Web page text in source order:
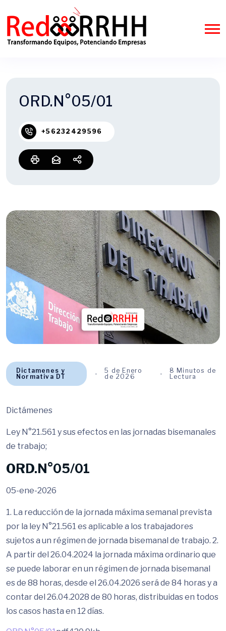
ORD.N°05/01
+56232429596
Dictamenes y
Normativa DT
5 de Enero
de 2026
8 Minutos de
Lectura
Dictámenes
Ley N°21.561 y sus efectos en las jornadas bisemanales
de trabajo;
ORD.N°05/01
05-ene-2026
1. La reducción de la jornada máxima semanal prevista
por la ley N°21.561 es aplicable a los trabajadores
sujetos a un régimen de jornada bisemanal de trabajo. 2.
A partir del 26.04.2024 la jornada máxima ordinario que
se puede laborar en un régimen de jornada bisemanal
es de 88 horas, desde el 26.04.2026 será de 84 horas y a
contar del 26.04.2028 de 80 horas, distribuidas en todos
los casos hasta en 12 días.